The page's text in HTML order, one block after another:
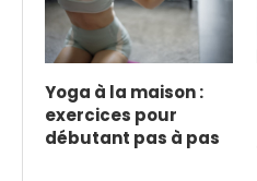
Yoga à la maison :
exercices pour
débutant pas à pas